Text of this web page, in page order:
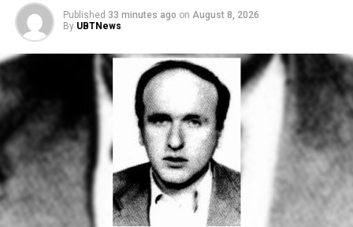
Java e Muzeve 2026 shënohet me hyrje falas dhe
aktivitete në të gjithë Shqipërinë
DON'T MISS
Baleti Kombëtar i Kosovës zhvilloi vizitë kulturore në
Medellin
Published 33 minutes ago on August 8, 2026
By UBTNews